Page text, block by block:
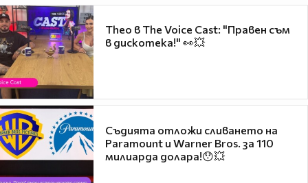
Theo в The Voice Cast: "Правен съм
в дискотека!" 👀💥
Съдията отложи сливането на
Paramount и Warner Bros. за 110
милиарда долара!😯💥